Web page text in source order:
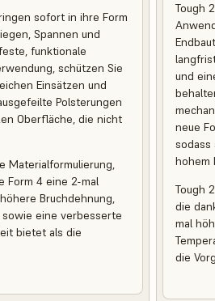
sofort in ihre Form
Spannen und
funktionale
schützen Sie
Einsätzen und
Polsterungen
Oberfläche, die nicht
Materialformulierung,
Form 4 eine 2-mal
Bruchdehnung,
eine verbesserte
bietet als die
Tough
und
neue
hohem
Tough
die
mal
die